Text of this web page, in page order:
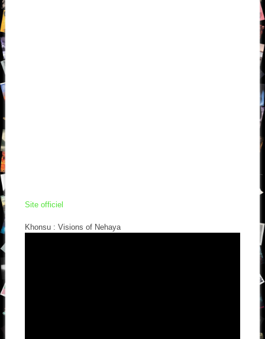
Site officiel
Khonsu : Visions of Nehaya